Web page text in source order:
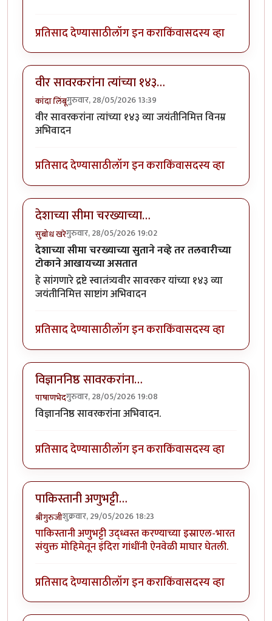
प्रतिसाद देण्यासाठीलॉग इन कराकिंवासदस्य व्हा
वीर सावरकरांना त्यांच्या १४३…
कांदा लिंबूगुरुवार, 28/05/2026 13:39
वीर सावरकरांना त्यांच्या १४३ व्या जयंतीनिमित्त विनम्र
अभिवादन
प्रतिसाद देण्यासाठीलॉग इन कराकिंवासदस्य व्हा
देशाच्या सीमा चरख्याच्या…
सुबोध खरेगुरुवार, 28/05/2026 19:02
देशाच्या सीमा चरख्याच्या सुताने नव्हे तर तलवारीच्या
टोकाने आखायच्या असतात
हे सांगणारे द्रष्टे स्वातंत्र्यवीर सावरकर यांच्या १४३ व्या
जयंतीनिमित्त साष्टांग अभिवादन
प्रतिसाद देण्यासाठीलॉग इन कराकिंवासदस्य व्हा
विज्ञाननिष्ठ सावरकरांना…
पाषाणभेदगुरुवार, 28/05/2026 19:08
विज्ञाननिष्ठ सावरकरांना अभिवादन.
प्रतिसाद देण्यासाठीलॉग इन कराकिंवासदस्य व्हा
पाकिस्तानी अणुभट्टी…
श्रीगुरुजीशुक्रवार, 29/05/2026 18:23
पाकिस्तानी अणुभट्टी उद्ध्वस्त करण्याच्या इस्राएल-भारत
संयुक्त मोहिमेतून इंदिरा गांधींनी ऐनवेळी माघार घेतली.
प्रतिसाद देण्यासाठीलॉग इन कराकिंवासदस्य व्हा